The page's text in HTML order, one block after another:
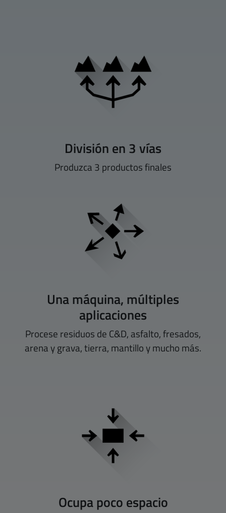
División en 3 vías
Produzca 3 productos finales
Una máquina, múltiples
aplicaciones
Procese residuos de C&D, asfalto, fresados,
arena y grava, tierra, mantillo y mucho más.
Ocupa poco espacio